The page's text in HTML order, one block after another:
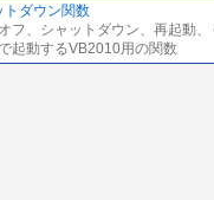
ダウン関数
フ、シャットダウン、再起動
起動するVB2010用の関数